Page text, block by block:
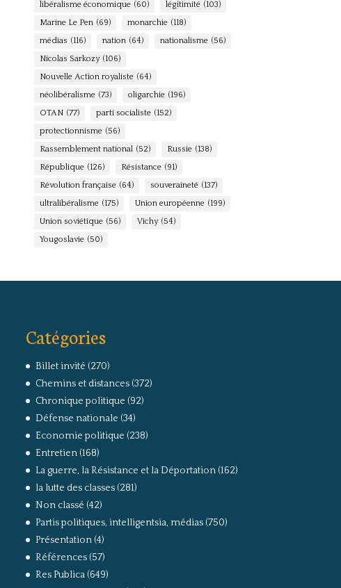
libéralisme économique (60) légitimité (103)
Marine Le Pen (69) monarchie (118)
médias (116) nation (64) nationalisme (56)
Nicolas Sarkozy (106)
Nouvelle Action royaliste (64)
néolibéralisme (73) oligarchie (196)
OTAN (77) parti socialiste (152)
protectionnisme (56)
Rassemblement national (52) Russie (138)
République (126) Résistance (91)
Révolution française (64) souveraineté (137)
ultralibéralisme (175) Union européenne (199)
Union soviétique (56) Vichy (54)
Yougoslavie (50)
Catégories
Billet invité (270)
Chemins et distances(372)
Chronique politique (92)
Défense nationale (34)
Economie politique (238)
Entretien(168)
La guerre, la Résistance et la Déportation(162)
la lutte des classes(281)
Non classé (42)
Partis politiques, intelligentsia, médias(750)
Présentation(4)
Références(57)
Res Publica(649)